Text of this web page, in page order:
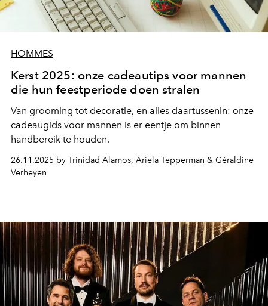
HOMMES
Kerst 2025: onze cadeautips voor mannen
die hun feestperiode doen stralen
Van grooming tot decoratie, en alles daartussenin: onze
cadeaugids voor mannen is er eentje om binnen
handbereik te houden.
26.11.2025 by Trinidad Alamos, Ariela Tepperman & Géraldine
Verheyen